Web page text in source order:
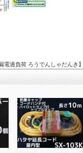
電過負荷 ろうでんしゃだんき】